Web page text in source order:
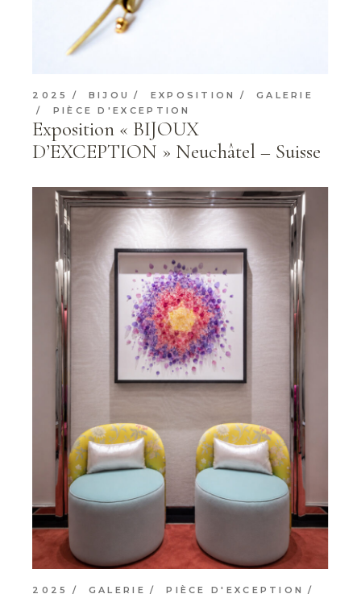
2025 BIJOU EXPOSITION
GALERIE
PIÈCE D'EXCEPTION
Exposition « BIJOUX
D’EXCEPTION » Neuchâtel – Suisse
2025 GALERIE PIÈCE D'EXCEPTION